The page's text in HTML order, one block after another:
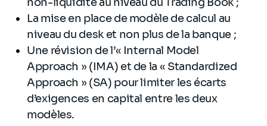
La mise en place de modèle de calcul au
niveau du desk et non plus de la banque ;
Une révision de l’« Internal Model
Approach » (IMA) et de la « Standardized
Approach » (SA) pour limiter les écarts
d’exigences en capital entre les deux
modèles.